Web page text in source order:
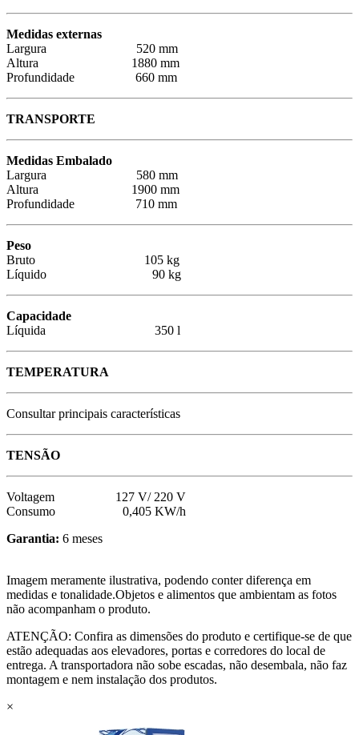
Medidas externas
Largura 520 mm
Altura 1880 mm
Profundidade 660 mm
TRANSPORTE
Medidas Embalado
Largura 580 mm
Altura 1900 mm
Profundidade 710 mm
Peso
Bruto 105 kg
Líquido 90 kg
Capacidade
Líquida 350 l
TEMPERATURA
Consultar principais características
TENSÃO
Voltagem 127 V/ 220 V
Consumo 0,405 KW/h
Garantia: 6 meses
Imagem meramente ilustrativa, podendo conter diferença em
medidas e tonalidade.Objetos e alimentos que ambientam as fotos
não acompanham o produto.
ATENÇÃO: Confira as dimensões do produto e certifique-se de que
estão adequadas aos elevadores, portas e corredores do local de
entrega. A transportadora não sobe escadas, não desembala, não faz
montagem e nem instalação dos produtos.
×